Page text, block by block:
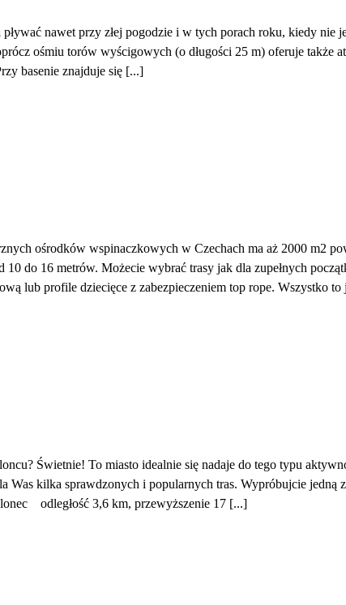
nawet przy złej pogodzie i w tych porach roku, kiedy nie
ośmiu torów wyścigowych (o długości 25 m) oferuje także
basenie znajduje się [...]
ośrodków wspinaczkowych w Czechach ma aż 2000 m2
do 16 metrów. Możecie wybrać trasy jak dla zupełnych
lub profile dziecięce z zabezpieczeniem top rope. Wszystko
Świetnie! To miasto idealnie się nadaje do tego typu
Was kilka sprawdzonych i popularnych tras. Wypróbujcie jedną
odległość 3,6 km, przewyższenie 17 [...]